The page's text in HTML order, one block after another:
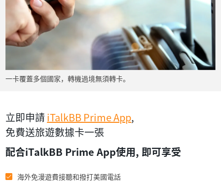
一卡覆蓋多個國家，轉機過境無須轉卡。
立即申請 iTalkBB Prime App,
免費送旅遊數據卡一張
配合iTalkBB Prime App使用, 即可享受
海外免漫遊費接聽和撥打美國電話